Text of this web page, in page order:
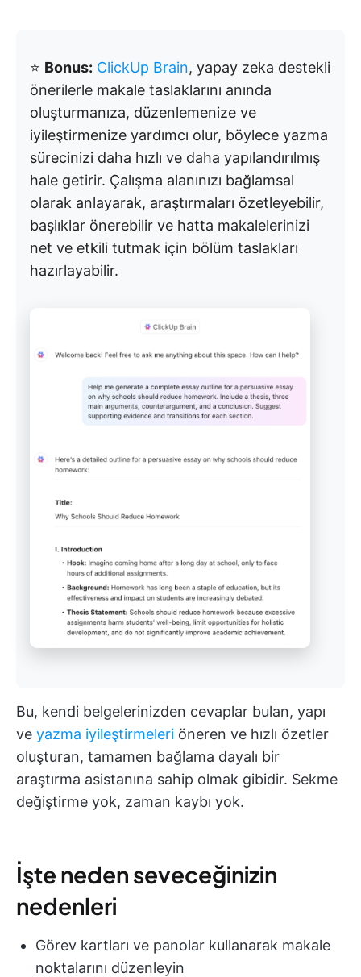
⭐ Bonus: ClickUp Brain, yapay zeka destekli
önerilerle makale taslaklarını anında
oluşturmanıza, düzenlemenize ve
iyileştirmenize yardımcı olur, böylece yazma
sürecinizi daha hızlı ve daha yapılandırılmış
hale getirir. Çalışma alanınızı bağlamsal
olarak anlayarak, araştırmaları özetleyebilir,
başlıklar önerebilir ve hatta makalelerinizi
net ve etkili tutmak için bölüm taslakları
hazırlayabilir.
Bu, kendi belgelerinizden cevaplar bulan, yapı
ve yazma iyileştirmeleri öneren ve hızlı özetler
oluşturan, tamamen bağlama dayalı bir
araştırma asistanına sahip olmak gibidir. Sekme
değiştirme yok, zaman kaybı yok.
İşte neden seveceğinizin
nedenleri
Görev kartları ve panolar kullanarak makale
noktalarını düzenleyin